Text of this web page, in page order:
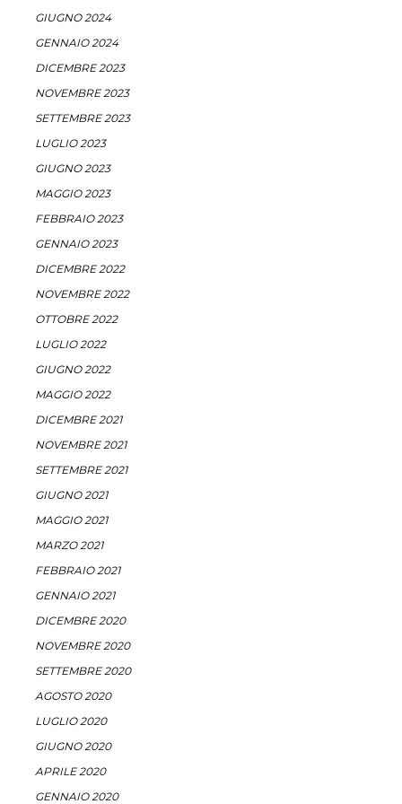
GIUGNO 2024
GENNAIO 2024
DICEMBRE 2023
NOVEMBRE 2023
SETTEMBRE 2023
LUGLIO 2023
GIUGNO 2023
MAGGIO 2023
FEBBRAIO 2023
GENNAIO 2023
DICEMBRE 2022
NOVEMBRE 2022
OTTOBRE 2022
LUGLIO 2022
GIUGNO 2022
MAGGIO 2022
DICEMBRE 2021
NOVEMBRE 2021
SETTEMBRE 2021
GIUGNO 2021
MAGGIO 2021
MARZO 2021
FEBBRAIO 2021
GENNAIO 2021
DICEMBRE 2020
NOVEMBRE 2020
SETTEMBRE 2020
AGOSTO 2020
LUGLIO 2020
GIUGNO 2020
APRILE 2020
GENNAIO 2020